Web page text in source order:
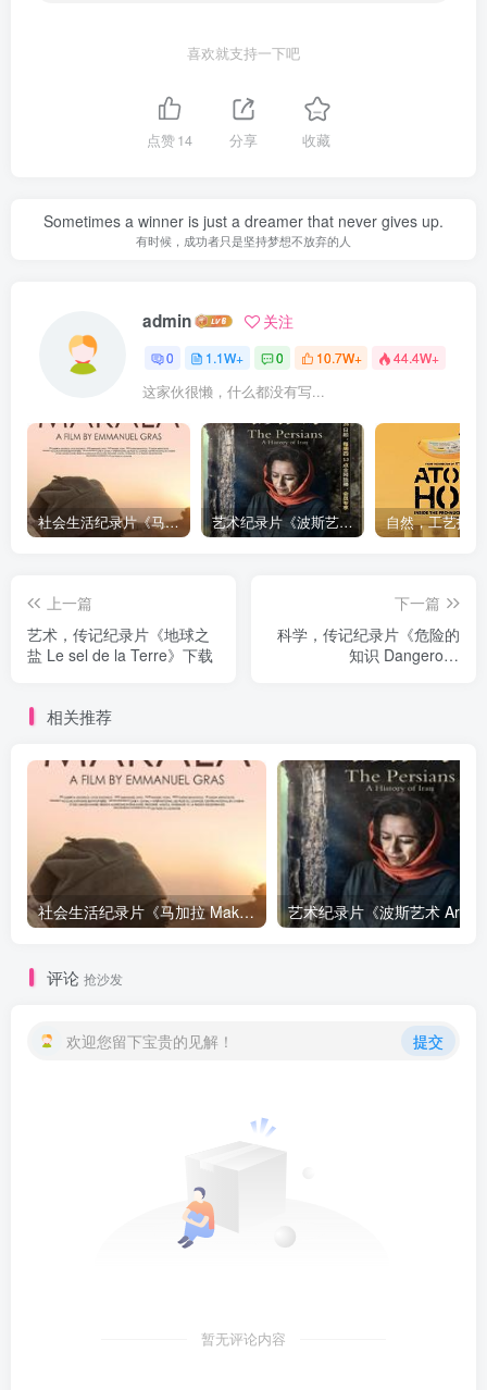
喜欢就支持一下吧
点赞14 分享 收藏
Sometimes a winner is just a dreamer that never gives up.
有时候，成功者只是坚持梦想不放弃的人
admin 关注
0 1.1W+ 0 10.7W+ 44.4W+
这家伙很懒，什么都没有写...
社会生活纪录片《马加拉 Makala》下载 艺术纪录片《波斯艺术 Art of Persia》下载
上一篇
艺术，传记纪录片《地球之
盐 Le sel de la Terre》下载
下一篇
科学，传记纪录片《危险的
知识 Dangerous
相关推荐
社会生活纪录片《马加拉 Makala》下载
评论 抢沙发
欢迎您留下宝贵的见解！ 提交
暂无评论内容